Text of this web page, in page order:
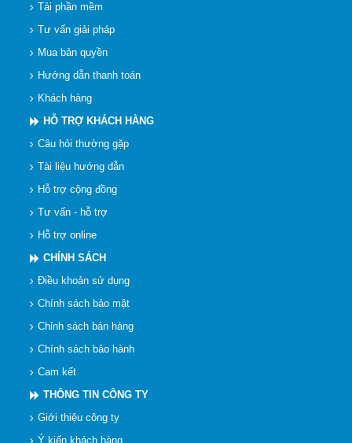
Tải phần mềm
Tư vấn giải pháp
Mua bản quyền
Hướng dẫn thanh toán
Khách hàng
HỖ TRỢ KHÁCH HÀNG
Câu hỏi thường gặp
Tài liệu hướng dẫn
Hỗ trợ cộng đồng
Tư vấn - hỗ trợ
Hỗ trợ online
CHÍNH SÁCH
Điều khoản sử dụng
Chính sách bảo mật
Chỉnh sách bán hàng
Chính sách bảo hành
Cam kết
THÔNG TIN CÔNG TY
Giới thiệu công ty
Ý kiến khách hàng